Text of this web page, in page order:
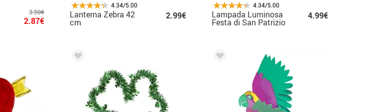
3.59€
2.87€
4.34/5.00
Lanterna Zebra 42
cm
2.99€
4.34/5.00
Lampada Luminosa
Festa di San Patrizio
4.99€